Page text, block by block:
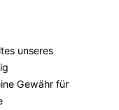
unseres
Gewähr für